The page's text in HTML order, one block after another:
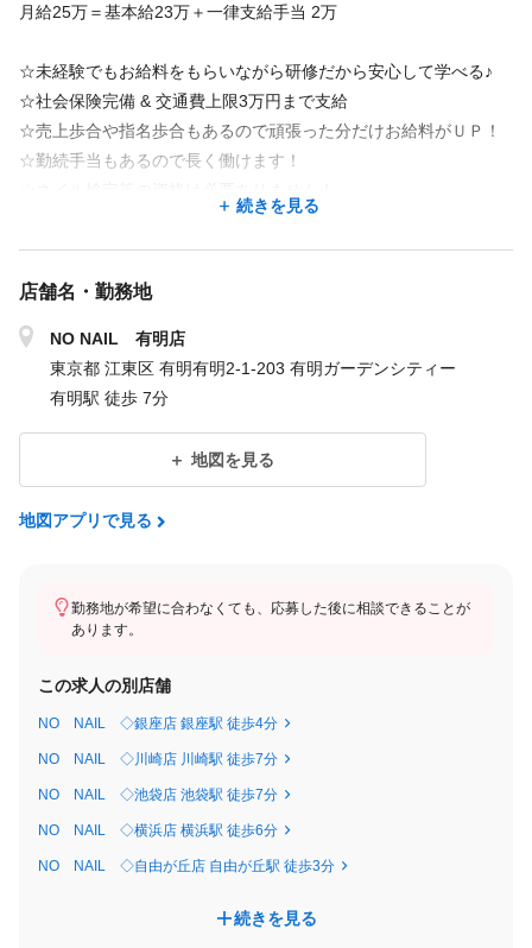
月給25万＝基本給23万＋一律支給手当 2万
☆未経験でもお給料をもらいながら研修だから安心して学べる♪
☆社会保険完備 & 交通費上限3万円まで支給
☆売上歩合や指名歩合もあるので頑張った分だけお給料がＵＰ！
☆勤続手当もあるので長く働けます！
社内の99％が無資格、未経験からのスタートです。そのため「ネ
イリストが初めて」の方がゼロから学べる研修プログラムになっ
管理職を目指したい方にはキャリアアップをサポートする、マネ
ジメント研修などもあります。
主任職には最短で1年、店長には1年半でステップアップができる
環境です！
＜モデル給与額＞
売上歩合：5,000円
指名歩合：5,000円
合計：260,000円
＋年2回賞与
■1年目 正社員
達成歩合：5,000円
売上歩合：10,000円
続きを見る
店舗名・勤務地
NO NAIL 有明店
東京都 江東区 有明有明2-1-203 有明ガーデンシティー
有明駅 徒歩 7分
地図を見る
地図アプリで見る
勤務地が希望に合わなくても、応募した後に相談できることが
あります。
この求人の別店舗
NO NAIL ◇銀座店 銀座駅 徒歩4分
NO NAIL ◇川崎店 川崎駅 徒歩7分
NO NAIL ◇池袋店 池袋駅 徒歩7分
NO NAIL ◇横浜店 横浜駅 徒歩6分
NO NAIL ◇自由が丘店 自由が丘駅 徒歩3分
続きを見る